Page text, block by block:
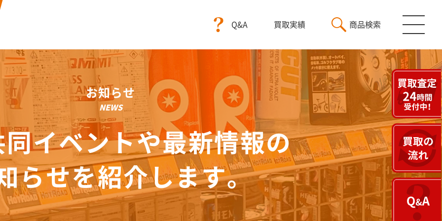
Q&A 買取実績 商品検索
お知らせ
NEWS
同イベントや最新情報の
らせを紹介します。